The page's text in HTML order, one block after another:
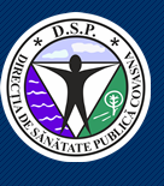
Jump to Content